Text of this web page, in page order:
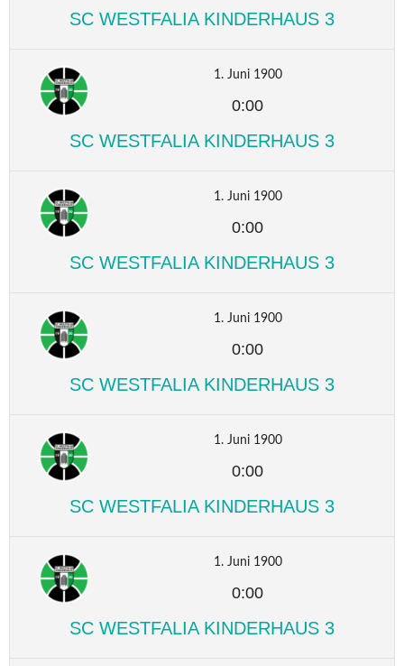
SC WESTFALIA KINDERHAUS 3
1. Juni 1900
0:00
SC WESTFALIA KINDERHAUS 3
1. Juni 1900
0:00
SC WESTFALIA KINDERHAUS 3
1. Juni 1900
0:00
SC WESTFALIA KINDERHAUS 3
1. Juni 1900
0:00
SC WESTFALIA KINDERHAUS 3
1. Juni 1900
0:00
SC WESTFALIA KINDERHAUS 3